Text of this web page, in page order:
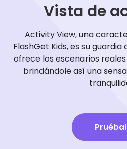
Vista de
Activity View, una
FlashGet Kids, es su
ofrece los escenarios
brindándole así una